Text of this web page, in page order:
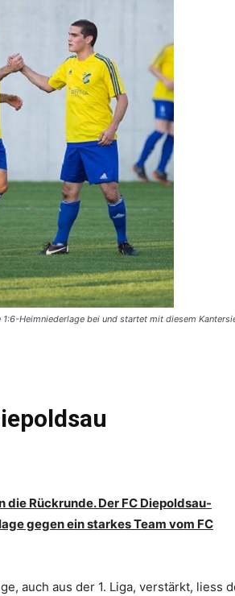
Heimniederlage bei und startet mit diesem
die Rückrunde. Der FC Diepoldsau-
gegen ein starkes Team vom FC
auch aus der 1. Liga, verstärkt, liess